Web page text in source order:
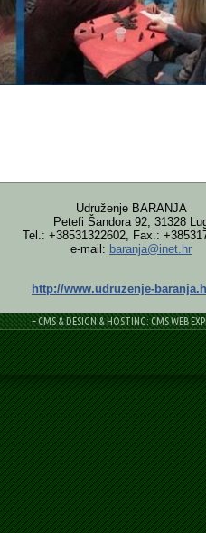
Udruženje BARANJA
Petefi Šandora 92, 31328
Tel.: +38531322602, Fax.:
e-mail: baranja@inet.hr
http://www.udruzenje-
= CMS & DESIGN & HOSTING: CMS WEB